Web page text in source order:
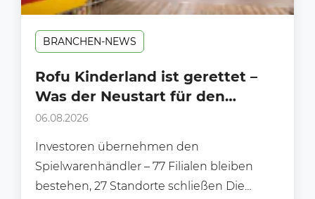
BRANCHEN-NEWS
Rofu Kinderland ist gerettet –
Was der Neustart für den
Handel bedeutet
06.08.2026
Investoren übernehmen den
Spielwarenhändler – 77 Filialen bleiben
bestehen, 27 Standorte schließen Die